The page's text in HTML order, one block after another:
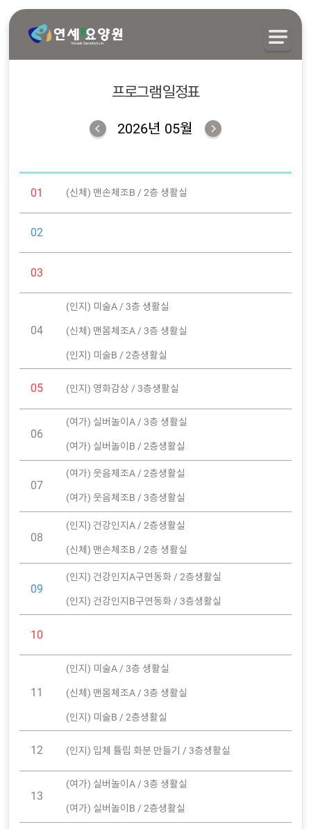
프로그램 일정표
2026년 05월
01 (신체) 맨손체조B / 2층 생활실
02
03
04
(인지) 미술A / 3층 생활실
(신체) 맨몸체조A / 3층 생활실
(인지) 미술B / 2층생활실
05 (인지) 영화감상 / 3층생활실
06
(여가) 실버놀이A / 3층 생활실
(여가) 실버놀이B / 2층생활실
07
(여가) 웃음체조A / 2층생활실
(여가) 웃음체조B / 3층생활실
08
(인지) 건강인지A / 2층생활실
(신체) 맨손체조B / 2층 생활실
09
(인지) 건강인지A구연동화 / 2층생활실
(인지) 건강인지B구연동화 / 3층생활실
10
11
(인지) 미술A / 3층 생활실
(신체) 맨몸체조A / 3층 생활실
(인지) 미술B / 2층생활실
12 (인지) 입체 튤립 화분 만들기 / 3층생활실
13
(여가) 실버놀이A / 3층 생활실
(여가) 실버놀이B / 2층생활실